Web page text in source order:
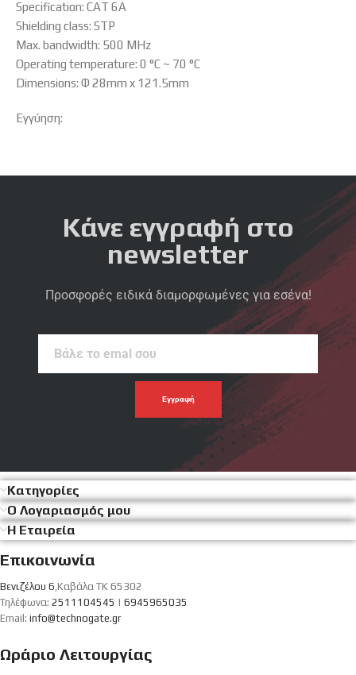
Specification: CAT 6A
Shielding class: STP
Max. bandwidth: 500 MHz
Operating temperature: 0 °C ~ 70 °C
Dimensions: Φ 28mm x 121.5mm
Εγγύηση:
Κάνε εγγραφή στο
newsletter
Προσφορές ειδικά διαμορφωμένες για εσένα!
Κατηγορίες
Ο Λογαριασμός μου
Η Εταιρεία
Επικοινωνία
Βενιζέλου 6,Καβάλα ΤΚ 65302
Τηλέφωνα: 2511104545 | 6945965035
Email: info@technogate.gr
Ωράριο Λειτουργίας